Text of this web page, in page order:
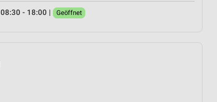
08:30 - 18:00 | Geöffnet